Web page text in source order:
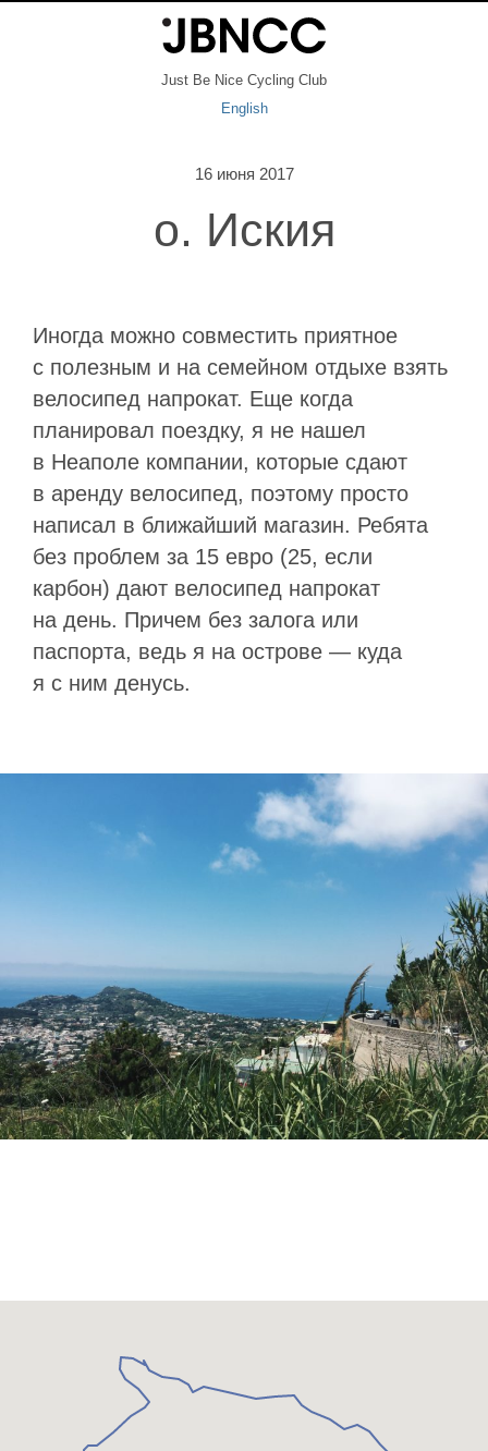
Just Be Nice Cycling Club
English
16 июня 2017
о. Иския
Иногда можно совместить приятное
с полезным и на семейном отдыхе взять
велосипед напрокат. Еще когда
планировал поездку, я не нашел
в Неаполе компании, которые сдают
в аренду велосипед, поэтому просто
написал в ближайший магазин. Ребята
без проблем за 15 евро (25, если
карбон) дают велосипед напрокат
на день. Причем без залога или
паспорта, ведь я на острове — куда
я с ним денусь.